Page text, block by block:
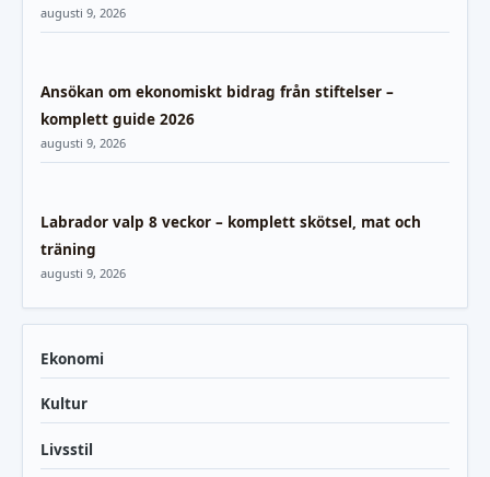
augusti 9, 2026
Ansökan om ekonomiskt bidrag från stiftelser –
komplett guide 2026
augusti 9, 2026
Labrador valp 8 veckor – komplett skötsel, mat och
träning
augusti 9, 2026
Ekonomi
Kultur
Livsstil